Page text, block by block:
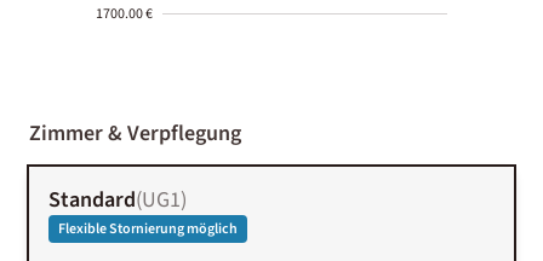
1700.00 €
01-02
Zimmer & Verpflegung
Standard(UG1)
Flexible Stornierung möglich